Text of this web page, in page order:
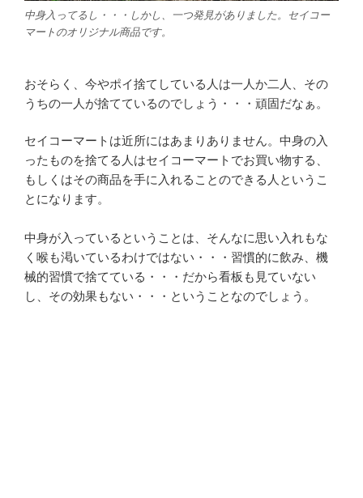
中身入ってるし・・・しかし、一つ発見がありました。セイコー
マートのオリジナル商品です。
おそらく、今やポイ捨てしている人は一人か二人、その
うちの一人が捨てているのでしょう・・・頑固だなぁ。
セイコーマートは近所にはあまりありません。中身の入
ったものを捨てる人はセイコーマートでお買い物する、
もしくはその商品を手に入れることのできる人というこ
とになります。
中身が入っているということは、そんなに思い入れもな
く喉も渇いているわけではない・・・習慣的に飲み、機
械的習慣で捨てている・・・だから看板も見ていない
し、その効果もない・・・ということなのでしょう。